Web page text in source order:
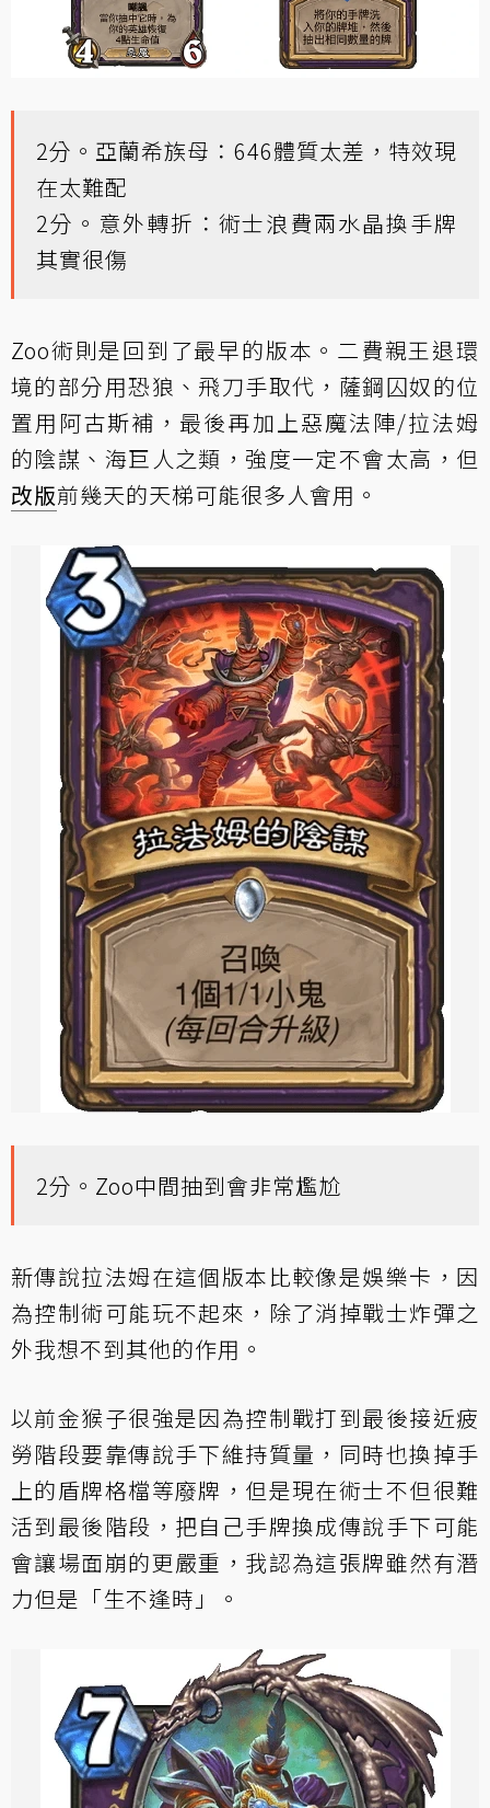
2分。亞蘭希族母：646體質太差，特效現
在太難配
2分。意外轉折：術士浪費兩水晶換手牌
其實很傷
Zoo術則是回到了最早的版本。二費親王退環
境的部分用恐狼、飛刀手取代，薩鋼囚奴的位
置用阿古斯補，最後再加上惡魔法陣/拉法姆
的陰謀、海巨人之類，強度一定不會太高，但
改版前幾天的天梯可能很多人會用。
2分。Zoo中間抽到會非常尷尬
新傳說拉法姆在這個版本比較像是娛樂卡，因
為控制術可能玩不起來，除了消掉戰士炸彈之
外我想不到其他的作用。
以前金猴子很強是因為控制戰打到最後接近疲
勞階段要靠傳說手下維持質量，同時也換掉手
上的盾牌格檔等廢牌，但是現在術士不但很難
活到最後階段，把自己手牌換成傳說手下可能
會讓場面崩的更嚴重，我認為這張牌雖然有潛
力但是「生不逢時」。